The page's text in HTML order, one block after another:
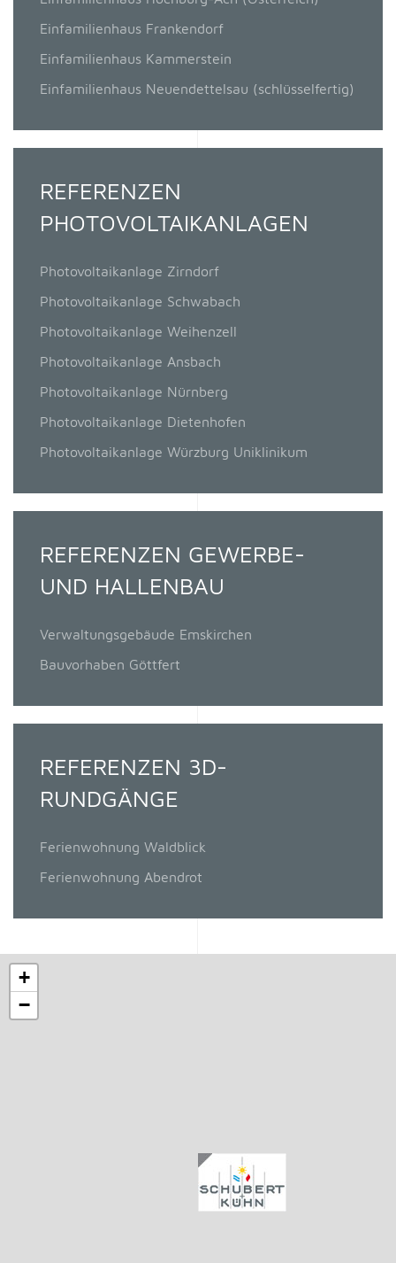
Einfamilienhaus Frankendorf
Einfamilienhaus Kammerstein
Einfamilienhaus Neuendettelsau (schlüsselfertig)
REFERENZEN
PHOTOVOLTAIKANLAGEN
Photovoltaikanlage Zirndorf
Photovoltaikanlage Schwabach
Photovoltaikanlage Weihenzell
Photovoltaikanlage Ansbach
Photovoltaikanlage Nürnberg
Photovoltaikanlage Dietenhofen
Photovoltaikanlage Würzburg Uniklinikum
REFERENZEN GEWERBE-
UND HALLENBAU
Verwaltungsgebäude Emskirchen
Bauvorhaben Göttfert
REFERENZEN 3D-
RUNDGÄNGE
Ferienwohnung Waldblick
Ferienwohnung Abendrot
+
−